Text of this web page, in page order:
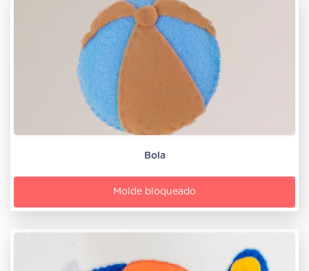
Bola
Molde bloqueado